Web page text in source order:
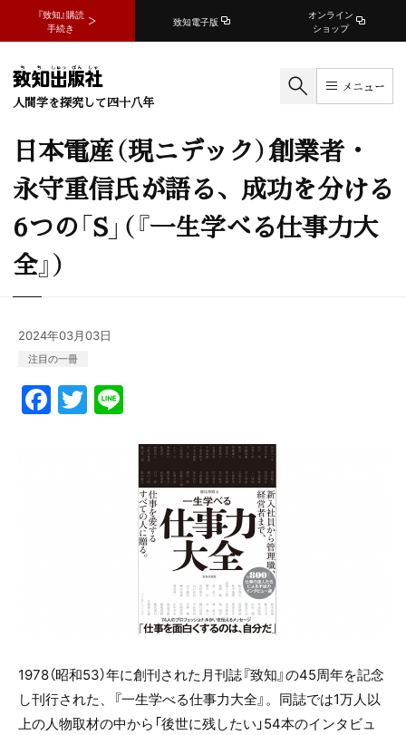
『致知』購読
手続き
致知電子版
オンライン
ショップ
人間学を探究して四十八年
メニュー
日本電産（現ニデック）創業者・
永守重信氏が語る、成功を分ける
6つの「S」（『一生学べる仕事力大
全』）
2024年03月03日
注目の一冊
F
a
T
w
e
1978（昭和53）年に創刊された月刊誌『致知』の45周年を記念
し刊行された、『一生学べる仕事力大全』。同誌では1万人以
上の人物取材の中から「後世に残したい」54本のインタビュ